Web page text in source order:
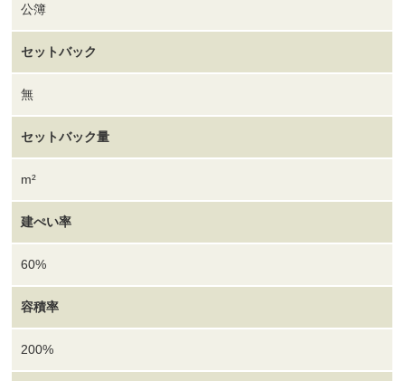
公簿
セットバック
無
セットバック量
m²
建ぺい率
60%
容積率
200%